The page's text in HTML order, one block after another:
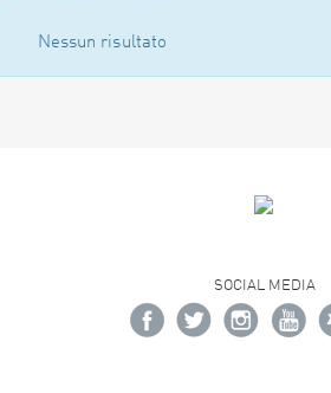
Nessun risultato
SOCIAL MEDIA